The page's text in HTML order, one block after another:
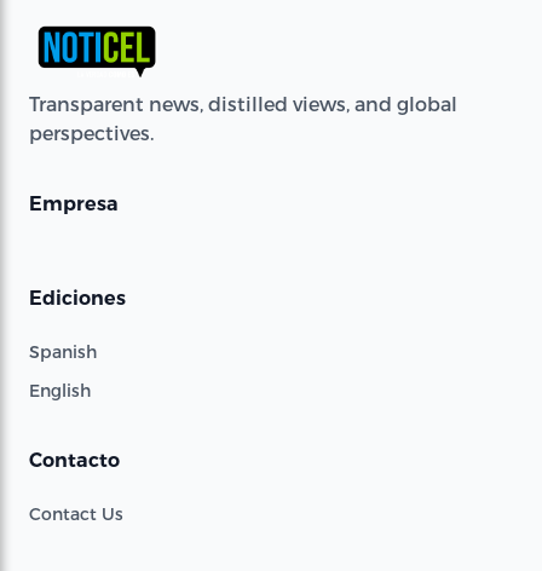
Transparent news, distilled views, and global
perspectives.
Empresa
Ediciones
Spanish
English
Contacto
Contact Us